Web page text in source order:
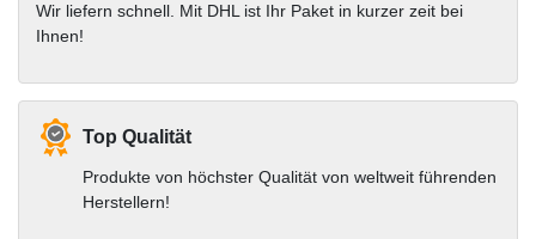
Wir liefern schnell. Mit DHL ist Ihr Paket in kurzer zeit bei
Ihnen!
Top Qualität
Produkte von höchster Qualität von weltweit führenden
Herstellern!